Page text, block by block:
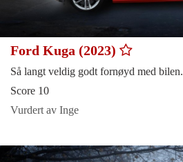
Ford Kuga (2023)
Så langt veldig godt fornøyd med bilen.
Score 10
Vurdert av Inge